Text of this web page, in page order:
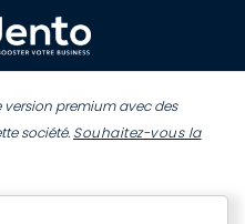
version premium avec des
société. Souhaitez-vous la